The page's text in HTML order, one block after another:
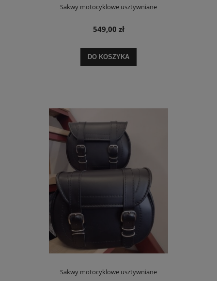
Sakwy motocyklowe usztywniane
549,00 zł
DO KOSZYKA
Sakwy motocyklowe usztywniane